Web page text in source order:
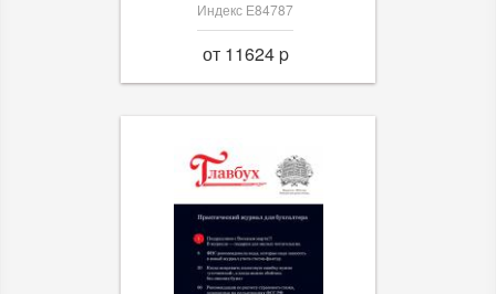
Индекс Е84787
от 11624 p